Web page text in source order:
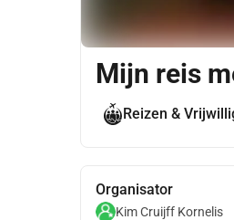
Mijn reis
Reizen &
Organisator
Kim Cruijff Kornelis